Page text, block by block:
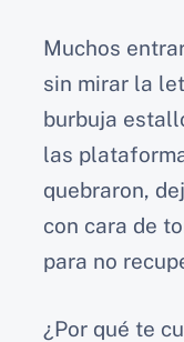
Muchos
sin mirar la
burbuja
las
quebraron,
con cara de
para no
¿Por qué te